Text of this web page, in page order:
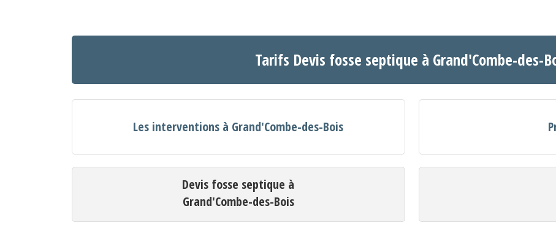
Tarifs Devis fosse septique à Grand'Combe-des-
Les interventions à Grand'Combe-des-Bois
Devis fosse septique à
Grand'Combe-des-Bois